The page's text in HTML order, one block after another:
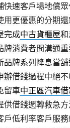
快速客戶場地償
用更優惠的分期
完成中古貨櫃屋
牌消費者間溝通
品牌系列降息當
辦借錢過程中絕
留車中正區汽車
供借錢週轉救急
戶低利率客戶服